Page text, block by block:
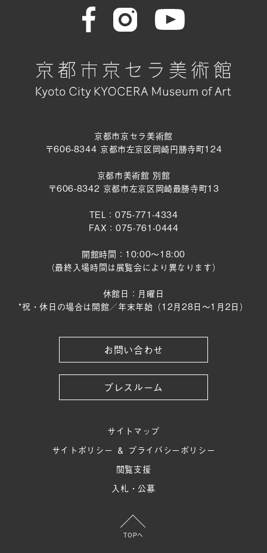
京都市京セラ美術館
〒606-8344 京都市左京区岡崎円勝寺町124
京都市美術館 別館
〒606-8342 京都市左京区岡崎最勝寺町13
TEL：075-771-4334
FAX：075-761-0444
開館時間：10:00～18:00
（最終入場時間は展覧会により異なります）
休館日：月曜日
*祝・休日の場合は開館／年末年始（12月28日〜1月2日）
お問い合わせ
プレスルーム
サイトマップ
サイトポリシー ＆ プライバシーポリシー
閲覧支援
入札・公募
TOPへ